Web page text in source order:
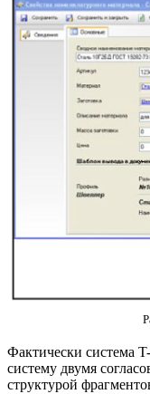
Фактически система
систему двумя
структурой